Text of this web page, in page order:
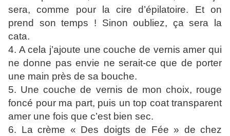
sera, comme pour la cire d’épilatoire. Et on
prend son temps ! Sinon oubliez, ça sera la
cata.
4. A cela j’ajoute une couche de vernis amer qui
ne donne pas envie ne serait-ce que de porter
une main près de sa bouche.
5. Une couche de vernis de mon choix, rouge
foncé pour ma part, puis un top coat transparent
amer une fois que c’est bien sec.
6. La crème « Des doigts de Fée » de chez